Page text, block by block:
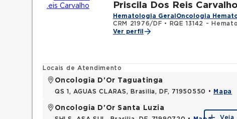
Priscila Dos Reis Carvalho
Hematologia Geral Oncologia
CRM 21976/DF •
RQE 13142 -
Ver perfil
Locais de Atendimento
Oncologia D'Or Taguatinga
QS 1, AGUAS CLARAS, Brasilia, DF, 71950550 • Mapa
Oncologia D'Or Santa Luzia
Veja